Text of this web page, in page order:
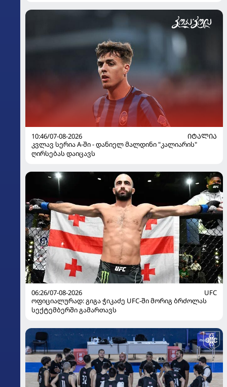
10:46/07-08-2026
ᲘᲢᲐᲚᲘᲐ
კვლავ სერია A-ში - დანიელ მალდინი "კალიარის"
ღირსებას დაიცავს
06:26/07-08-2026
UFC
ოფიციალურად: გიგა ჭიკაძე UFC-ში მორიგ ბრძოლას
სექტემბერში გამართავს